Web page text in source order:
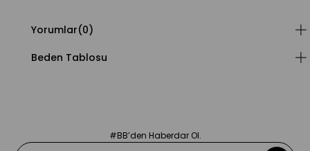
Yorumlar(0)
Beden Tablosu
#BB’den Haberdar Ol.